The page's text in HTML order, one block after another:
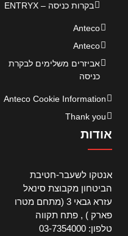
בקרות כניסה – ENTRYX
Anteco
Anteco
אביזרים משלימים לבקרת
כניסה
Anteco Cookie Information
Thank you
אודות
אנטקו לשעבר-חטיבת
הביטחון מקבוצת סינאל
עזרא גבאי 3 (מתחם מטרו
פארק ) , פתח תקווה
טלפון: 03-7354000